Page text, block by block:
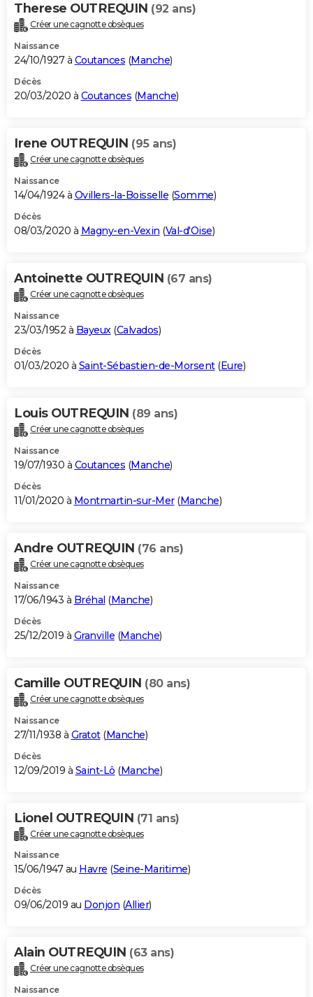
Therese OUTREQUIN (92 ans)
Créer une cagnotte obsèques
Naissance
24/10/1927 à Coutances (Manche)
Décès
20/03/2020 à Coutances (Manche)
Irene OUTREQUIN (95 ans)
Créer une cagnotte obsèques
Naissance
14/04/1924 à Ovillers-la-Boisselle (Somme)
Décès
08/03/2020 à Magny-en-Vexin (Val-d'Oise)
Antoinette OUTREQUIN (67 ans)
Créer une cagnotte obsèques
Naissance
23/03/1952 à Bayeux(Calvados)
Décès
01/03/2020 à Saint-Sébastien-de-Morsent(Eure)
Louis OUTREQUIN (89 ans)
Créer une cagnotte obsèques
Naissance
19/07/1930 à Coutances (Manche)
Décès
11/01/2020 à Montmartin-sur-Mer(Manche)
Andre OUTREQUIN (76 ans)
Créer une cagnotte obsèques
Naissance
17/06/1943 à Bréhal (Manche)
Décès
25/12/2019 à Granville (Manche)
Camille OUTREQUIN (80 ans)
Créer une cagnotte obsèques
Naissance
27/11/1938 à Gratot(Manche)
Décès
12/09/2019 à Saint-Lô (Manche)
Lionel OUTREQUIN (71 ans)
Créer une cagnotte obsèques
Naissance
15/06/1947 au Havre (Seine-Maritime)
Décès
09/06/2019 au Donjon (Allier)
Alain OUTREQUIN (63 ans)
Créer une cagnotte obsèques
Naissance